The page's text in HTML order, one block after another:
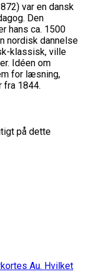
var en dansk
Den
hans ca. 1500
nordisk dannelse
klassisk, ville
Idéen om
for læsning,
fra 1844.
på dette
Au. Hvilket